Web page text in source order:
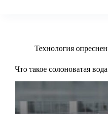
Технология
Что такое солоноватая